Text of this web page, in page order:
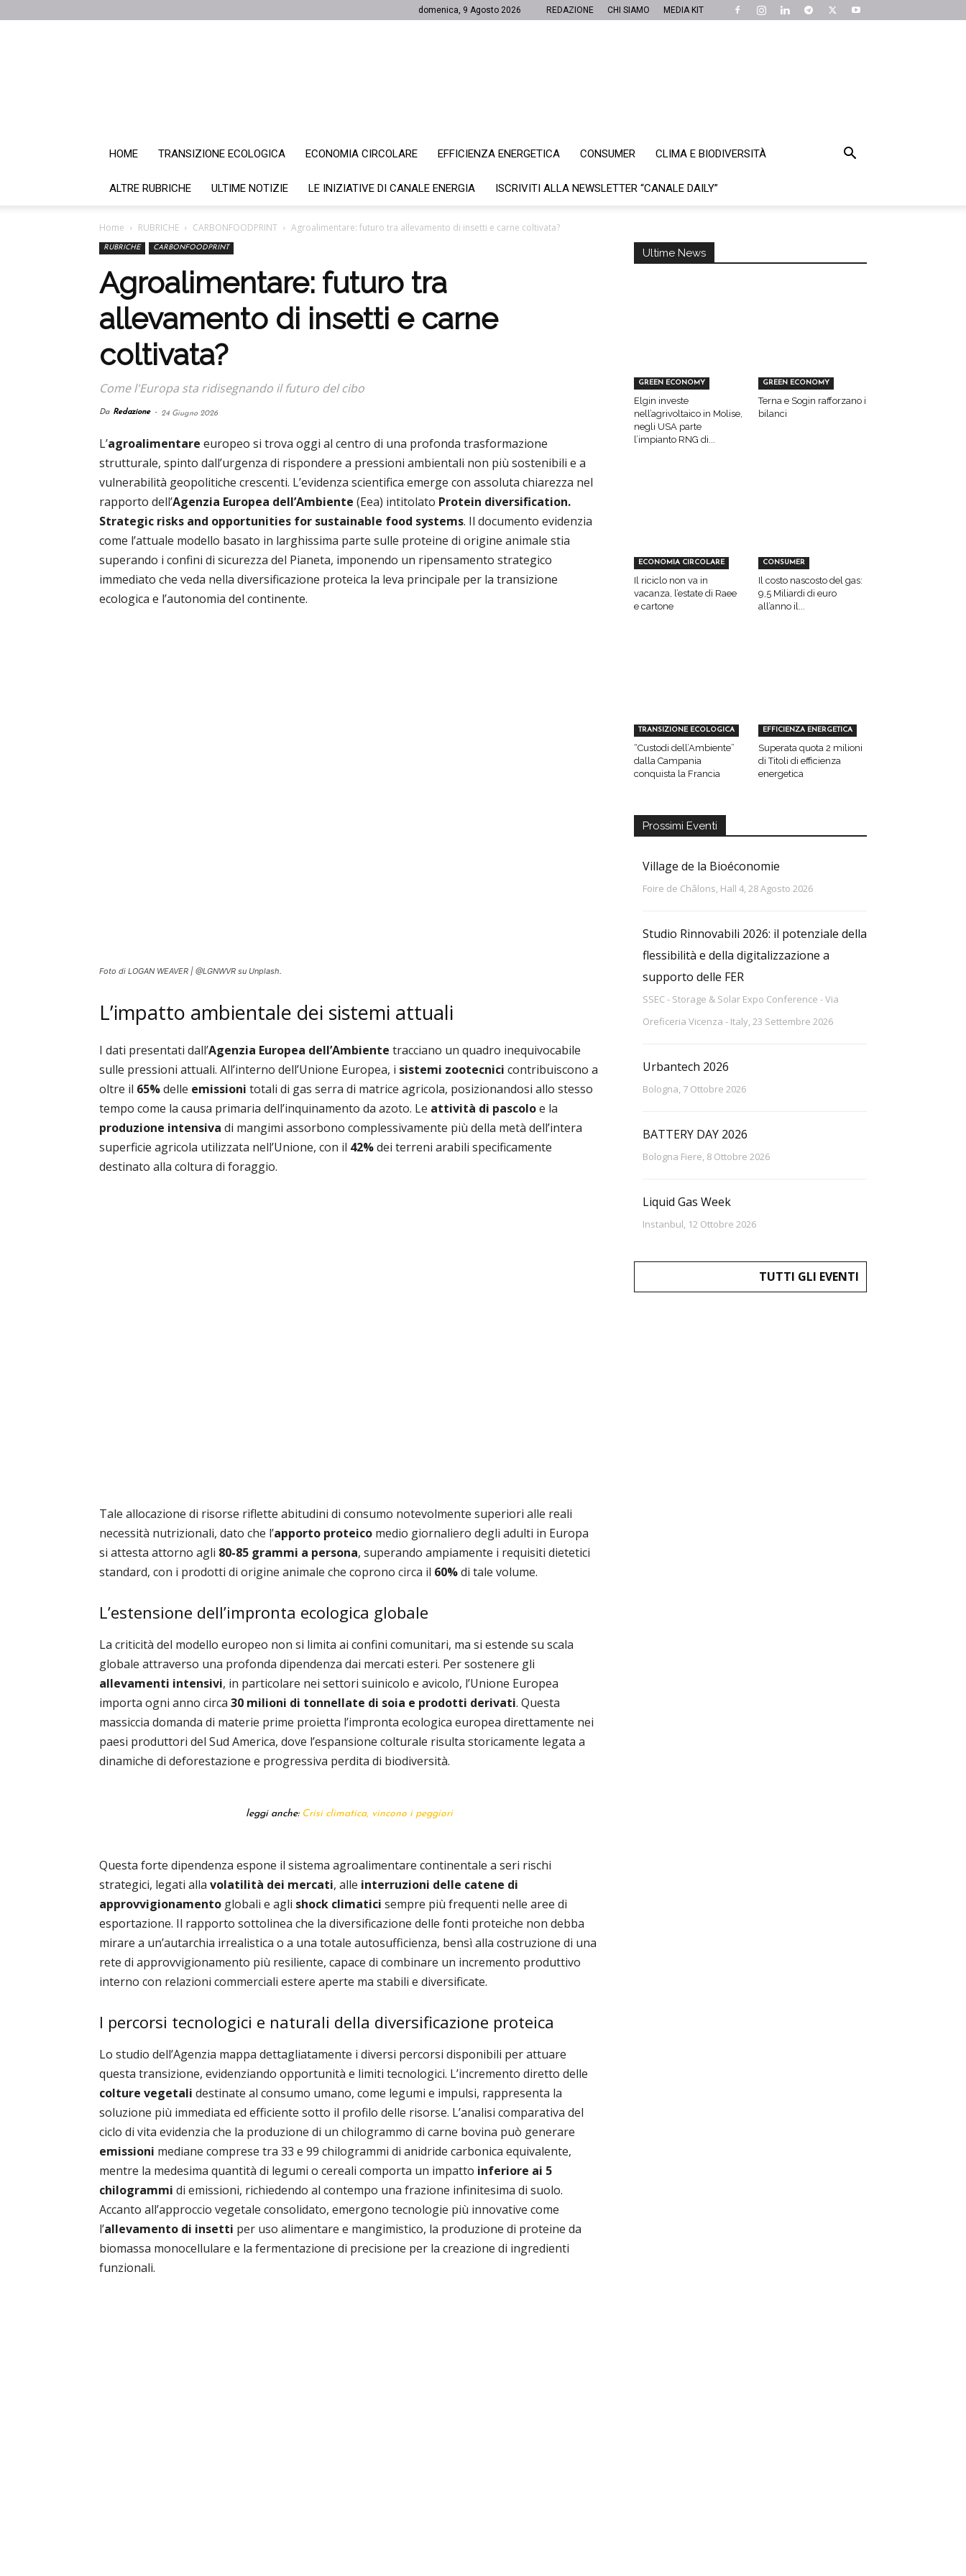
domenica, 9 Agosto 2026 REDAZIONE CHI SIAMO MEDIA KIT
HOME TRANSIZIONE ECOLOGICA ECONOMIA CIRCOLARE EFFICIENZA ENERGETICA CONSUMER CLIMA E BIODIVERSITÀ
ALTRE RUBRICHE ULTIME NOTIZIE LE INIZIATIVE DI CANALE ENERGIA ISCRIVITI ALLA NEWSLETTER “CANALE DAILY”
Home RUBRICHE CARBONFOODPRINT Agroalimentare: futuro tra allevamento di insetti e carne coltivata?
RUBRICHE CARBONFOODPRINT
Agroalimentare: futuro tra
allevamento di insetti e carne
coltivata?
Come l'Europa sta ridisegnando il futuro del cibo
Da Redazione - 24 Giugno 2026
L’agroalimentare europeo si trova oggi al centro di una profonda trasformazione
strutturale, spinto dall’urgenza di rispondere a pressioni ambientali non più sostenibili e a
vulnerabilità geopolitiche crescenti. L’evidenza scientifica emerge con assoluta chiarezza nel
rapporto dell’Agenzia Europea dell’Ambiente (Eea) intitolato Protein diversification.
Strategic risks and opportunities for sustainable food systems. Il documento evidenzia
come l’attuale modello basato in larghissima parte sulle proteine di origine animale stia
superando i confini di sicurezza del Pianeta, imponendo un ripensamento strategico
immediato che veda nella diversificazione proteica la leva principale per la transizione
ecologica e l’autonomia del continente.
Foto di LOGAN WEAVER | @LGNWVR su Unplash.
L’impatto ambientale dei sistemi attuali
I dati presentati dall’Agenzia Europea dell’Ambiente tracciano un quadro inequivocabile
sulle pressioni attuali. All’interno dell’Unione Europea, i sistemi zootecnici contribuiscono a
oltre il 65%delle emissioni totali di gas serra di matrice agricola, posizionandosi allo stesso
tempo come la causa primaria dell’inquinamento da azoto. Le attività di pascoloe la
produzione intensiva di mangimi assorbono complessivamente più della metà dell’intera
superficie agricola utilizzata nell’Unione, con il 42%dei terreni arabili specificamente
destinato alla coltura di foraggio.
Tale allocazione di risorse riflette abitudini di consumo notevolmente superiori alle reali
necessità nutrizionali, dato che l’apporto proteico medio giornaliero degli adulti in Europa
si attesta attorno agli 80-85 grammi a persona, superando ampiamente i requisiti dietetici
standard, con i prodotti di origine animale che coprono circa il 60%di tale volume.
L’estensione dell’impronta ecologica globale
La criticità del modello europeo non si limita ai confini comunitari, ma si estende su scala
globale attraverso una profonda dipendenza dai mercati esteri. Per sostenere gli
allevamenti intensivi, in particolare nei settori suinicolo e avicolo, l’Unione Europea
importa ogni anno circa 30 milioni di tonnellate di soia e prodotti derivati. Questa
massiccia domanda di materie prime proietta l’impronta ecologica europea direttamente nei
paesi produttori del Sud America, dove l’espansione colturale risulta storicamente legata a
dinamiche di deforestazione e progressiva perdita di biodiversità.
leggi anche: Crisi climatica, vincono i peggiori
Questa forte dipendenza espone il sistema agroalimentare continentale a seri rischi
strategici, legati alla volatilità dei mercati, alle interruzioni delle catene di
approvvigionamento globali e agli shock climatici sempre più frequenti nelle aree di
esportazione. Il rapporto sottolinea che la diversificazione delle fonti proteiche non debba
mirare a un’autarchia irrealistica o a una totale autosufficienza, bensì alla costruzione di una
rete di approvvigionamento più resiliente, capace di combinare un incremento produttivo
interno con relazioni commerciali estere aperte ma stabili e diversificate.
I percorsi tecnologici e naturali della diversificazione proteica
Lo studio dell’Agenzia mappa dettagliatamente i diversi percorsi disponibili per attuare
questa transizione, evidenziando opportunità e limiti tecnologici. L’incremento diretto delle
colture vegetali destinate al consumo umano, come legumi e impulsi, rappresenta la
soluzione più immediata ed efficiente sotto il profilo delle risorse. L’analisi comparativa del
ciclo di vita evidenzia che la produzione di un chilogrammo di carne bovina può generare
emissioni mediane comprese tra 33 e 99 chilogrammi di anidride carbonica equivalente,
mentre la medesima quantità di legumi o cereali comporta un impatto inferiore ai 5
chilogrammi di emissioni, richiedendo al contempo una frazione infinitesima di suolo.
Accanto all’approccio vegetale consolidato, emergono tecnologie più innovative come
l’allevamento di insetti per uso alimentare e mangimistico, la produzione di proteine da
biomassa monocellulare e la fermentazione di precisione per la creazione di ingredienti
funzionali.
Ultime News
GREEN ECONOMY
Elgin investe
nell’agrivoltaico in Molise,
negli USA parte
l’impianto RNG di...
GREEN ECONOMY
Terna e Sogin rafforzano i
bilanci
ECONOMIA CIRCOLARE
Il riciclo non va in
vacanza, l’estate di Raee
e cartone
CONSUMER
Il costo nascosto del gas:
9,5 Miliardi di euro
all’anno il...
TRANSIZIONE ECOLOGICA
“Custodi dell’Ambiente”
dalla Campania
conquista la Francia
EFFICIENZA ENERGETICA
Superata quota 2 milioni
di Titoli di efficienza
energetica
Prossimi Eventi
Village de la Bioéconomie
Foire de Châlons, Hall 4, 28 Agosto 2026
Studio Rinnovabili 2026: il potenziale della
flessibilità e della digitalizzazione a
supporto delle FER
SSEC - Storage & Solar Expo Conference - Via
Oreficeria Vicenza - Italy, 23 Settembre 2026
Urbantech 2026
Bologna, 7 Ottobre 2026
BATTERY DAY 2026
Bologna Fiere, 8 Ottobre 2026
Liquid Gas Week
Instanbul, 12 Ottobre 2026
TUTTI GLI EVENTI